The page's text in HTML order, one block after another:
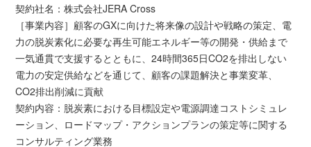
契約社名：株式会社JERA Cross
［事業内容］顧客のGXに向けた将来像の設計や戦略の策定、電
力の脱炭素化に必要な再生可能エネルギー等の開発・供給まで
一気通貫で支援するとともに、24時間365日CO2を排出しない
電力の安定供給などを通じて、顧客の課題解決と事業変革、
CO2排出削減に貢献
契約内容：脱炭素における目標設定や電源調達コストシミュレ
ーション、ロードマップ・アクションプランの策定等に関する
コンサルティング業務